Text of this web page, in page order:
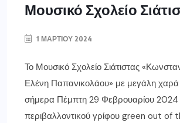
Μουσικό Σχολείο
1 ΜΑΡΤΊΟΥ 2024
Το Μουσικό Σχολείο Σιάτιστας
Ελένη Παπανικολάου» με μεγάλη
σήμερα Πέμπτη 29 Φεβρουαρίου 2024
περιβαλλοντικού γρίφου green out of